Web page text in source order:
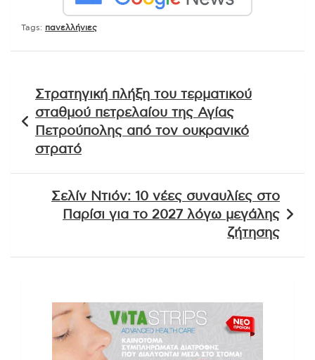
Tags: πανελλήνιες
άρθρων
Στρατηγική πλήξη του τερματικού
σταθμού πετρελαίου της Αγίας
Πετρούπολης από τον ουκρανικό
στρατό
Σελίν Ντιόν: 10 νέες συναυλίες στο
Παρίσι για το 2027 λόγω μεγάλης
ζήτησης